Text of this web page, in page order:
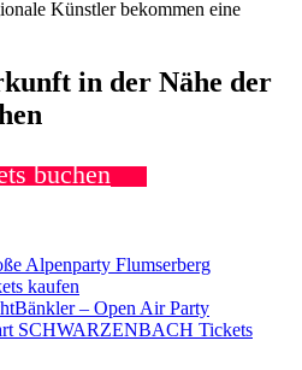
Künstler bekommen eine
in der Nähe der
buchen
Alpenparty Flumserberg
kaufen
– Open Air Party
SCHWARZENBACH Tickets